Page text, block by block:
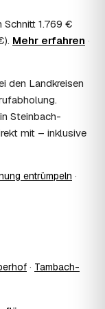
einer
oder
Den Antrag
ein. AWL
aber nicht
Höfe und
Hallenberg
vor Ort; den
Schnitt 1.769 €
Mehr erfahren ·
den Landkreisen
Steinbach-
mit – inklusive
entrümpeln ·
· Tambach-